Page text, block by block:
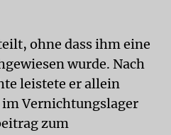
ohne dass ihm eine
wurde. Nach
leistete er allein
Vernichtungslager
zum